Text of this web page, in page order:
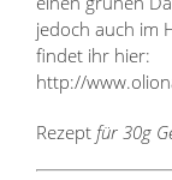
jedoch auch im
findet ihr hier:
http://
Rezept für 30g